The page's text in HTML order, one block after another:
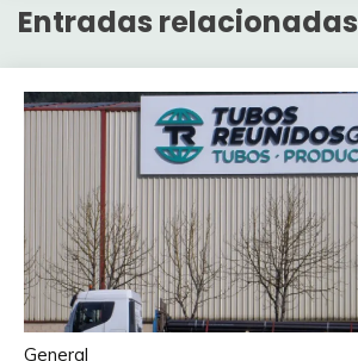
Entradas relacionadas
General